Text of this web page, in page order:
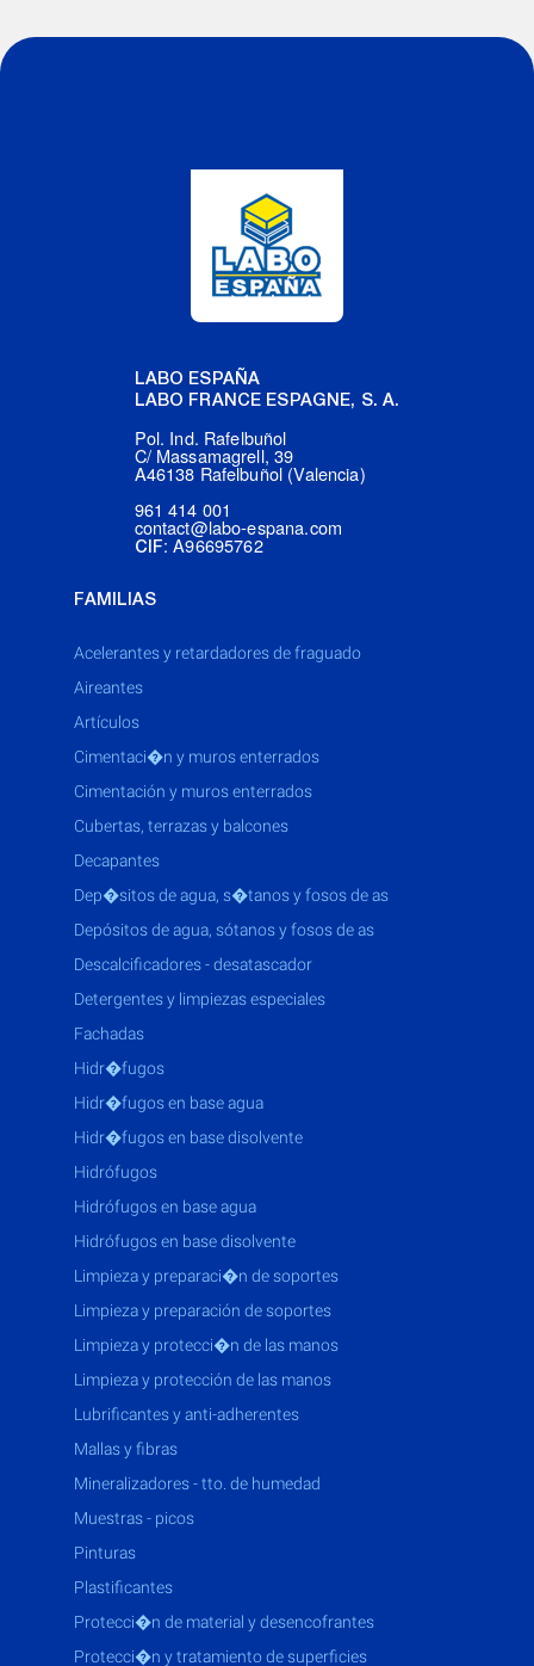
LABO ESPAÑA
LABO FRANCE ESPAGNE, S. A.
Pol. Ind. Rafelbuñol
C/ Massamagrell, 39
A46138 Rafelbuñol (Valencia)
961 414 001
contact@labo-espana.com
CIF: A96695762
FAMILIAS
acelerantes y retardadores de fraguado
aireantes
artículos
cimentaci�n y muros enterrados
cimentación y muros enterrados
cubertas, terrazas y balcones
decapantes
dep�sitos de agua, s�tanos y fosos de as
depósitos de agua, sótanos y fosos de as
descalcificadores - desatascador
detergentes y limpiezas especiales
fachadas
hidr�fugos
hidr�fugos en base agua
hidr�fugos en base disolvente
hidrófugos
hidrófugos en base agua
hidrófugos en base disolvente
limpieza y preparaci�n de soportes
limpieza y preparación de soportes
limpieza y protecci�n de las manos
limpieza y protección de las manos
lubrificantes y anti-adherentes
mallas y fibras
mineralizadores - tto. de humedad
muestras - picos
pinturas
plastificantes
protecci�n de material y desencofrantes
protecci�n y tratamiento de superficies